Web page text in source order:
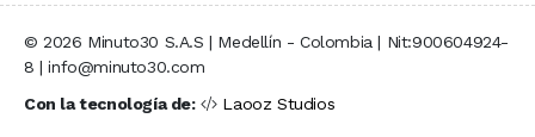
© 2026 Minuto30 S.A.S | Medellín - Colombia | Nit:900604924-
8 | info@minuto30.com
Con la tecnología de:
Laooz Studios